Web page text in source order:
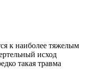
к наиболее тяжелым
исход
такая травма